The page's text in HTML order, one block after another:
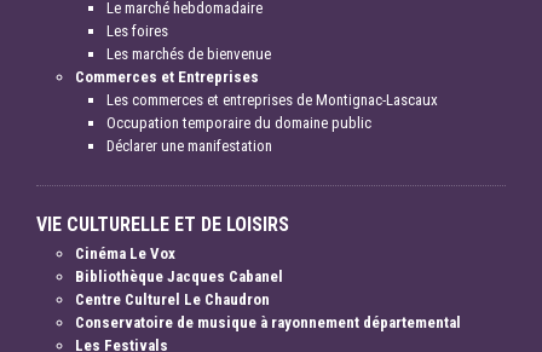
Le marché hebdomadaire
Les foires
Les marchés de bienvenue
Commerces et Entreprises
Les commerces et entreprises de Montignac-Lascaux
Occupation temporaire du domaine public
Déclarer une manifestation
VIE CULTURELLE ET DE LOISIRS
Cinéma Le Vox
Bibliothèque Jacques Cabanel
Centre Culturel Le Chaudron
Conservatoire de musique à rayonnement départemental
Les Festivals